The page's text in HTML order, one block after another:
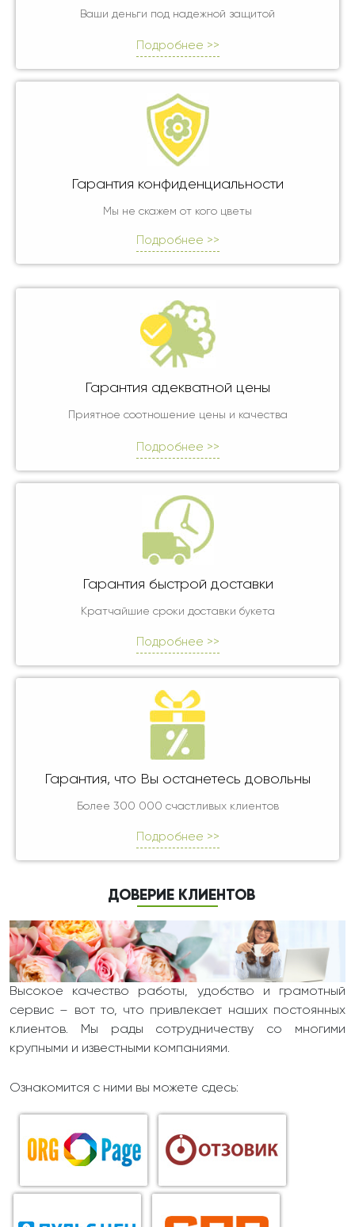
Ваши деньги под надежной защитой
Подробнее >>
Гарантия конфиденциальности
Мы не скажем от кого цветы
Подробнее >>
Гарантия адекватной цены
Приятное соотношение цены и качества
Подробнее >>
Гарантия быстрой доставки
Кратчайшие сроки доставки букета
Подробнее >>
Гарантия, что Вы останетесь довольны
Более 300 000 счастливых клиентов
Подробнее >>
ДОВЕРИЕ КЛИЕНТОВ
Высокое качество работы, удобство и грамотный
сервис – вот то, что привлекает наших постоянных
клиентов. Мы рады сотрудничеству со многими
крупными и известными компаниями.
Ознакомится с ними вы можете сдесь: